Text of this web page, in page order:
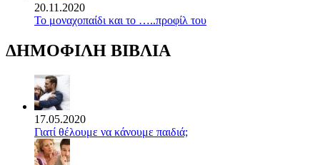
20.11.2020
Το μοναχοπαίδι και το …..προφίλ του
ΔΗΜΟΦΙΛΗ ΒΙΒΛΙΑ
17.05.2020
Γιατί θέλουμε να κάνουμε παιδιά;